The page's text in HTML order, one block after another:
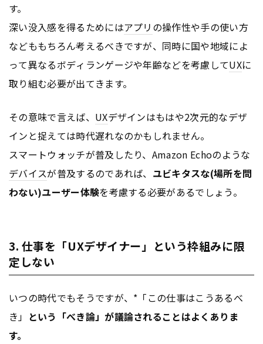
す。
深い没入感を得るためにはアプリ の操作性や手の使い方
などももちろん考えるべきですが、同時に国や地域によ
って異なるボディランゲージや年齢などを考慮してUXに
取り組む必要が出てきます。
その意味で言えば、 UXデザインはもはや2次元的なデザ
インと捉えては時代遅れなのかもしれません。
スマートウォッチが普及したり、Amazon Echoのような
デバイスが普及するのであれば、 ユビキタスな(場所を問
わない)ユーザー体験を考慮する必要があるでしょう。
3. 仕事を「UXデザイナー」という枠組みに限
定しない
いつの時代でもそうですが、*「この仕事はこうあるべ
き」 という「べき論」が議論されることはよくありま
す。